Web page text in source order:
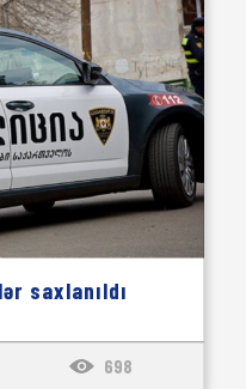
saxlanıldı
698